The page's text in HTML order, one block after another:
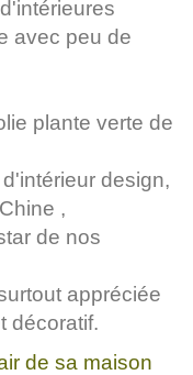
avec peu de
plante verte de
design,
,
de nos
appréciée
décoratif.
de sa maison